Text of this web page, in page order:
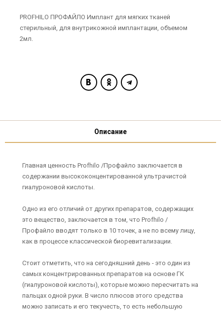
PROFHILO ПРОФАЙЛО Имплант для мягких тканей
стерильный, для внутрикожной имплантации, объемом
2мл.
Описание
Главная ценность Profhilo /Профайло заключается в
содержании высококонцентированной ультрачистой
гиалуроновой кислоты.
Одно из его отличий от других препаратов, содержащих
это вещество, заключается в том, что Profhilo /
Профайло вводят только в 10 точек, а не по всему лицу,
как в процессе классической биоревитализации.
Стоит отметить, что на сегодняшний день - это один из
самых концентрированных препаратов на основе ГК
(гиалуроновой кислоты), которые можно пересчитать на
пальцах одной руки. В число плюсов этого средства
можно записать и его текучесть, то есть небольшую